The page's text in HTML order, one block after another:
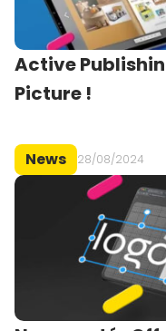
Active
Picture !
News 28/08/2024